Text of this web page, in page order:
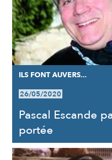
ILS FONT AUVERS...
26/05/2020
Pascal Escande
portée